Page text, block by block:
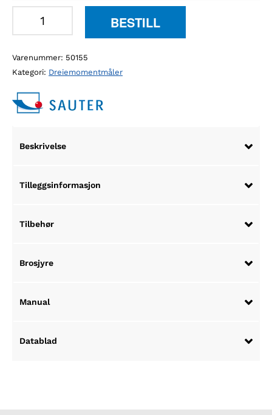
antall
BESTILL
Varenummer: 50155
Kategori: Dreiemomentmåler
Beskrivelse
Tilleggsinformasjon
Tilbehør
Brosjyre
Manual
Datablad